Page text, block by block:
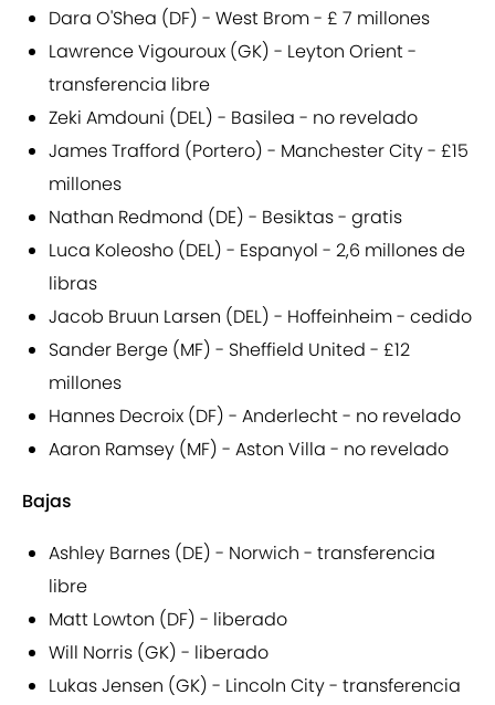
Dara O'Shea (DF) - West Brom - £ 7 millones
Lawrence Vigouroux (GK) - Leyton Orient -
transferencia libre
Zeki Amdouni (DEL) - Basilea - no revelado
James Trafford (Portero) - Manchester City - £15
millones
Nathan Redmond (DE) - Besiktas - gratis
Luca Koleosho (DEL) - Espanyol - 2,6 millones de
libras
Jacob Bruun Larsen (DEL) - Hoffeinheim - cedido
Sander Berge (MF) - Sheffield United - £12
millones
Hannes Decroix (DF) - Anderlecht - no revelado
Aaron Ramsey (MF) - Aston Villa - no revelado
Bajas
Ashley Barnes (DE) - Norwich - transferencia
libre
Matt Lowton (DF) - liberado
Will Norris (GK) - liberado
Lukas Jensen (GK) - Lincoln City - transferencia